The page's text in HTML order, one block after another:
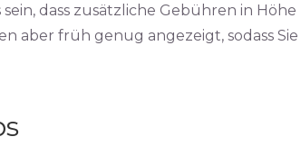
dass zusätzliche Gebühren in Höhe
aber früh genug angezeigt, sodass Sie